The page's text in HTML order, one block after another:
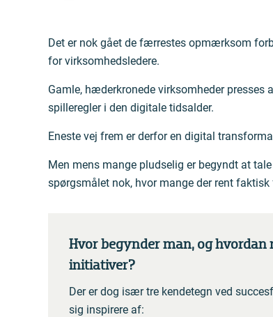
Det er nok gået de færrestes opmærksom
for virksomhedsledere.
Gamle, hæderkronede virksomheder
spilleregler i den digitale tidsalder.
Eneste vej frem er derfor en digital
Men mens mange pludselig er begyndt at
spørgsmålet nok, hvor mange der rent
Hvor begynder man, og hvordan
initiativer?
Der er dog især tre kendetegn ved
sig inspirere af: